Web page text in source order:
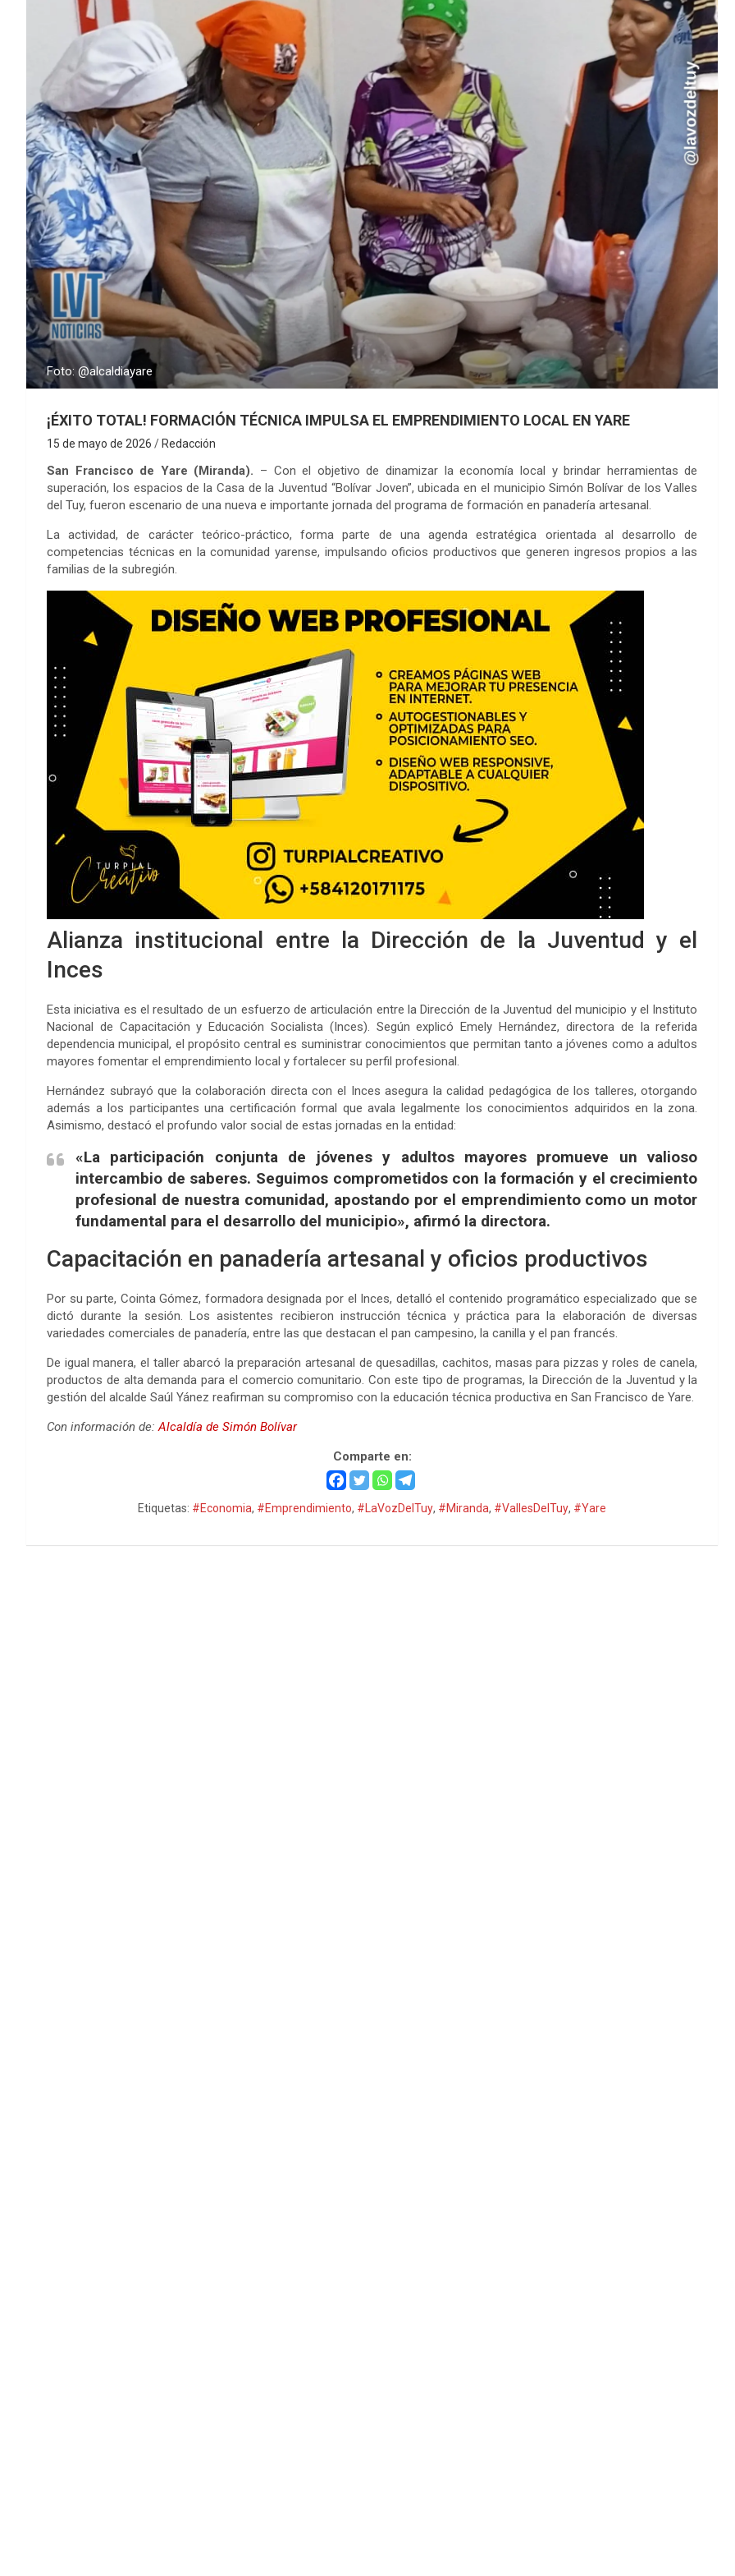
Foto: @alcaldiayare
¡ÉXITO TOTAL! FORMACIÓN TÉCNICA IMPULSA EL EMPRENDIMIENTO LOCAL EN YARE
15 de mayo de 2026 Redacción
San Francisco de Yare (Miranda). – Con el objetivo de dinamizar la economía local y brindar herramientas de
superación, los espacios de la Casa de la Juventud “Bolívar Joven”, ubicada en el municipio Simón Bolívar de los Valles
del Tuy, fueron escenario de una nueva e importante jornada del programa de formación en panadería artesanal.
La actividad, de carácter teórico-práctico, forma parte de una agenda estratégica orientada al desarrollo de
competencias técnicas en la comunidad yarense, impulsando oficios productivos que generen ingresos propios a las
familias de la subregión.
Alianza institucional entre la Dirección de la Juventud y el
Inces
Esta iniciativa es el resultado de un esfuerzo de articulación entre la Dirección de la Juventud del municipio y el Instituto
Nacional de Capacitación y Educación Socialista (Inces). Según explicó Emely Hernández, directora de la referida
dependencia municipal, el propósito central es suministrar conocimientos que permitan tanto a jóvenes como a adultos
mayores fomentar el emprendimiento local y fortalecer su perfil profesional.
Hernández subrayó que la colaboración directa con el Inces asegura la calidad pedagógica de los talleres, otorgando
además a los participantes una certificación formal que avala legalmente los conocimientos adquiridos en la zona.
Asimismo, destacó el profundo valor social de estas jornadas en la entidad:
«La participación conjunta de jóvenes y adultos mayores promueve un valioso
intercambio de saberes. Seguimos comprometidos con la formación y el crecimiento
profesional de nuestra comunidad, apostando por el emprendimiento como un motor
fundamental para el desarrollo del municipio», afirmó la directora.
Capacitación en panadería artesanal y oficios productivos
Por su parte, Cointa Gómez, formadora designada por el Inces, detalló el contenido programático especializado que se
dictó durante la sesión. Los asistentes recibieron instrucción técnica y práctica para la elaboración de diversas
variedades comerciales de panadería, entre las que destacan el pan campesino, la canilla y el pan francés.
De igual manera, el taller abarcó la preparación artesanal de quesadillas, cachitos, masas para pizzas y roles de canela,
productos de alta demanda para el comercio comunitario. Con este tipo de programas, la Dirección de la Juventud y la
gestión del alcalde Saúl Yánez reafirman su compromiso con la educación técnica productiva en San Francisco de Yare.
Con información de:Alcaldía de Simón Bolívar
Comparte en:
Etiquetas: #Economia, #Emprendimiento, #LaVozDelTuy, #Miranda, #VallesDelTuy, #Yare